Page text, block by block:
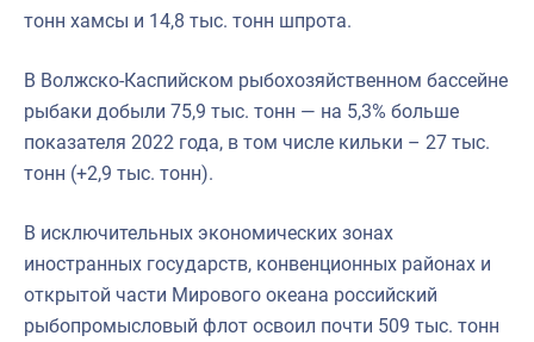
тонн хамсы и 14,8 тыс. тонн шпрота.
В Волжско-Каспийском рыбохозяйственном бассейне
рыбаки добыли 75,9 тыс. тонн — на 5,3% больше
показателя 2022 года, в том числе кильки – 27 тыс.
тонн (+2,9 тыс. тонн).
В исключительных экономических зонах
иностранных государств, конвенционных районах и
открытой части Мирового океана российский
рыбопромысловый флот освоил почти 509 тыс. тонн